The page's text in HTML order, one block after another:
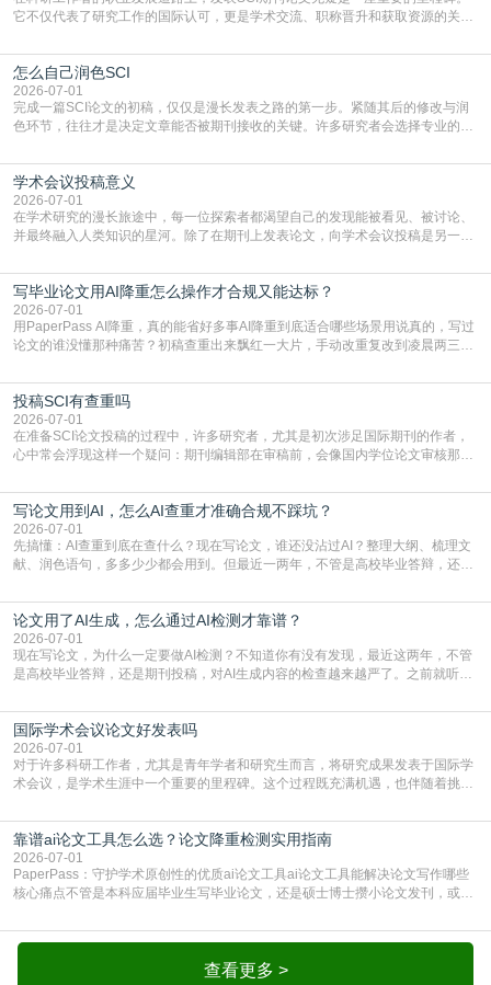
它不仅代表了研究工作的国际认可，更是学术交流、职称晋升和获取资源的关键
战与困惑。从选题立意到投稿回应，每一步都需要精心的策略与扎实的工作。本
篇AEIC学术交流中心小编就为大家介绍“发SCI文章”。一、精准定位是成功的第
一步发表SCI文章，首要解决的问题是“投
怎么自己润色SCI
2026-07-01
完成一篇SCI论文的初稿，仅仅是漫长发表之路的第一步。紧随其后的修改与润
色环节，往往才是决定文章能否被期刊接收的关键。许多研究者会选择专业的语
质量，更能在此过程中深化对学术写作的理解。如何系统、高效地打磨自己的论
文，使其在语言和学术表达上更符合国际期刊的要求，是每位研究者值得投入学
习的技能。本篇AEIC学术交流中心小编就为大家介
学术会议投稿意义
2026-07-01
在学术研究的漫长旅途中，每一位探索者都渴望自己的发现能被看见、被讨论、
并最终融入人类知识的星河。除了在期刊上发表论文，向学术会议投稿是另一个
广阔学术天地的大门，连接着个体研究与社会网络。本篇AEIC学术交流中心小编
就为大家介绍“学术会议投稿意义”。一、加速研究成果的传播与反馈学术会议通
常具有周期短、时效性强的特点。相比期刊漫长的
写毕业论文用AI降重怎么操作才合规又能达标？
2026-07-01
用PaperPass AI降重，真的能省好多事AI降重到底适合哪些场景用说真的，写过
论文的谁没懂那种痛苦？初稿查重出来飘红一大片，手动改重复改到凌晨两三
到秃头。这时候靠谱的AI降重真的就是救命稻草，选对工具，半天就能搞定你两
三天都做不完的事。不是所有人都需要用AI降重，但如果你符合下面这些场景，
真的可以试试：初稿写完重复率远超要
投稿SCI有查重吗
2026-07-01
在准备SCI论文投稿的过程中，许多研究者，尤其是初次涉足国际期刊的作者，
心中常会浮现这样一个疑问：期刊编辑部在审稿前，会像国内学位论文审核那
论文的初审通过率。实际上，SCI期刊对重复内容的审查是严谨投稿流程中不可
或缺的一环。本篇AEIC学术交流中心小编就为大家介绍“投稿SCI有查重吗”。
一、查重是标准流程答案是明确的：绝大多数S
写论文用到AI，怎么AI查重才准确合规不踩坑？
2026-07-01
先搞懂：AI查重到底在查什么？现在写论文，谁还没沾过AI？整理大纲、梳理文
献、润色语句，多多少少都会用到。但最近一两年，不管是高校毕业答辩，还是
须加做AI查重。很多人分不清，AI查重和普通查重到底有啥区别？这里说透：普
通查重查的是你的文字和已公开文献的重复比例，防的是抄袭；AI查重查的是你
的内容里，有多少是AI生成的，防的是过
论文用了AI生成，怎么通过AI检测才靠谱？
2026-07-01
现在写论文，为什么一定要做AI检测？不知道你有没有发现，最近这两年，不管
是高校毕业答辩，还是期刊投稿，对AI生成内容的检查越来越严了。之前就听身
要求修改，还差点被判定学术不规范，真的太冤了。现在国内多数高校和核心期
刊，都已经明确出台了相关规定：如果使用AI生成内容辅助写作，必须明确标
注，未标注的AI生成内容会被认定为不符合学
国际学术会议论文好发表吗
2026-07-01
对于许多科研工作者，尤其是青年学者和研究生而言，将研究成果发表于国际学
术会议，是学术生涯中一个重要的里程碑。这个过程既充满机遇，也伴随着挑
疑问：国际学术会议论文到底好不好发表？其价值和难度究竟如何衡量。本篇
AEIC学术交流中心小编就为大家介绍“国际学术会议论文好发表吗”。一、会议论
文发表的相对优势与期刊论文相比，国际会议论文的发
靠谱ai论文工具怎么选？论文降重检测实用指南
2026-07-01
PaperPass：守护学术原创性的优质ai论文工具ai论文工具能解决论文写作哪些
核心痛点不管是本科应届毕业生写毕业论文，还是硕士博士攒小论文发刊，或是
自己逐句读逐句改，熬好几个大夜不说，还经常改不到点上，交上去才发现重复
率超标，再返工太折腾。现在有了成熟的ai论文工具，这些痛点基本都能高效解
决。靠谱的ai论文工具，不止能帮你梳查看更多 >